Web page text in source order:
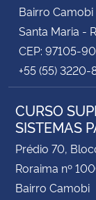
Bairro Camobi
Santa Maria -
CEP: 97105-
+55 (55)
CURSO
SISTEMAS
Prédio 70,
Roraima nº
Bairro Camobi